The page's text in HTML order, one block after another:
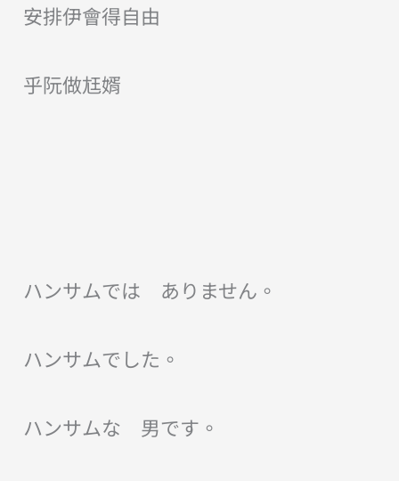
安排伊會得自由
乎阮做尪婿
ハンサムでは ありません。
ハンサムでした。
ハンサムな 男です。